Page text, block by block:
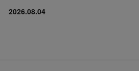
2026.08.04